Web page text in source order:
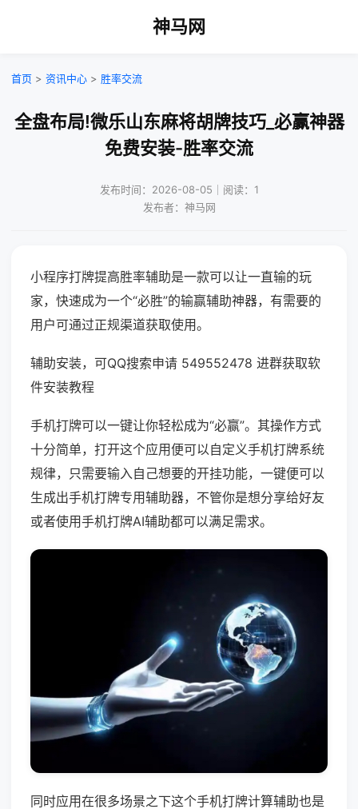
神马网
首页 > 资讯中心 > 胜率交流
全盘布局!微乐山东麻将胡牌技巧_必赢神器
免费安装-胜率交流
发布时间：2026-08-05｜阅读：1
发布者：神马网
小程序打牌提高胜率辅助是一款可以让一直输的玩
家，快速成为一个“必胜”的输赢辅助神器，有需要的
用户可通过正规渠道获取使用。
辅助安装，可QQ搜索申请 549552478 进群获取软
件安装教程
手机打牌可以一键让你轻松成为“必赢”。其操作方式
十分简单，打开这个应用便可以自定义手机打牌系统
规律，只需要输入自己想要的开挂功能，一键便可以
生成出手机打牌专用辅助器，不管你是想分享给好友
或者使用手机打牌AI辅助都可以满足需求。
同时应用在很多场景之下这个手机打牌计算辅助也是